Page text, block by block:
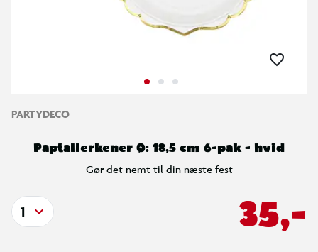
PARTYDECO
Paptallerkener Ø: 18,5 cm 6-pak - hvid
Gør det nemt til din næste fest
35,-
1